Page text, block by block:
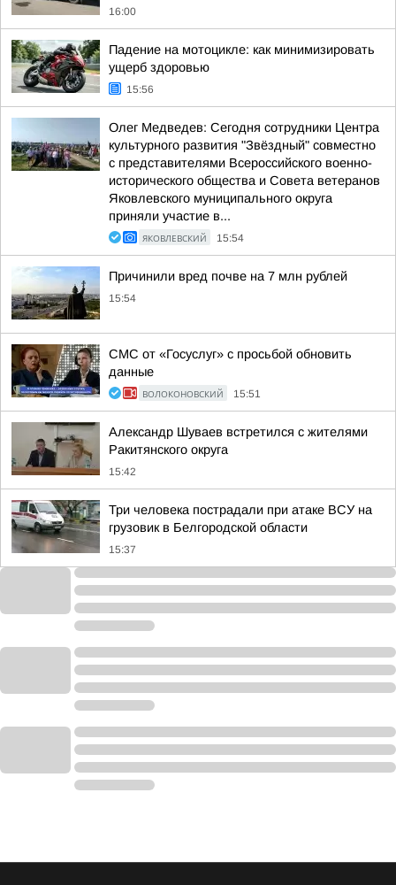
16:00
Падение на мотоцикле: как минимизировать
ущерб здоровью
15:56
Олег Медведев: Сегодня сотрудники Центра
культурного развития "Звёздный" совместно
с представителями Всероссийского военно-
исторического общества и Совета ветеранов
Яковлевского муниципального округа
приняли участие в...
ЯКОВЛЕВСКИЙ 15:54
Причинили вред почве на 7 млн рублей
15:54
СМС от «Госуслуг» с просьбой обновить
данные
ВОЛОКОНОВСКИЙ 15:51
Александр Шуваев встретился с жителями
Ракитянского округа
15:42
Три человека пострадали при атаке ВСУ на
грузовик в Белгородской области
15:37